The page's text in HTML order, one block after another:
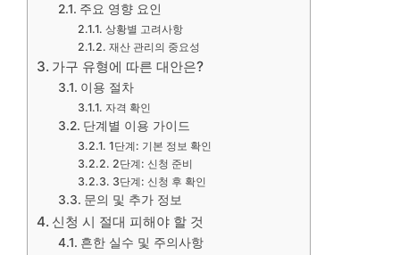
주요 영향 요인
상황별 고려사항
재산 관리의 중요성
가구 유형에 따른 대안은?
이용 절차
자격 확인
단계별 이용 가이드
1단계: 기본 정보 확인
2단계: 신청 준비
3단계: 신청 후 확인
문의 및 추가 정보
신청 시 절대 피해야 할 것
흔한 실수 및 주의사항